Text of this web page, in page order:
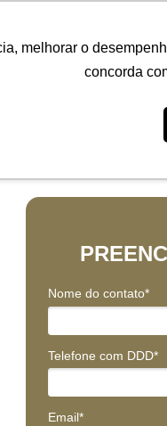
melhorar o
concorda
possamos alinhar
Nome do contato*
Telefone com DDD*
Email*